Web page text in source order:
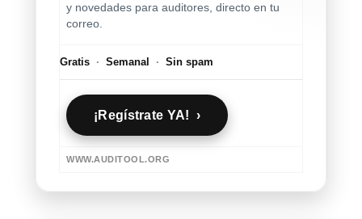
y novedades para auditores, directo en tu
correo.
Gratis · Semanal · Sin spam
¡Regístrate YA! ›
WWW.AUDITOOL.ORG